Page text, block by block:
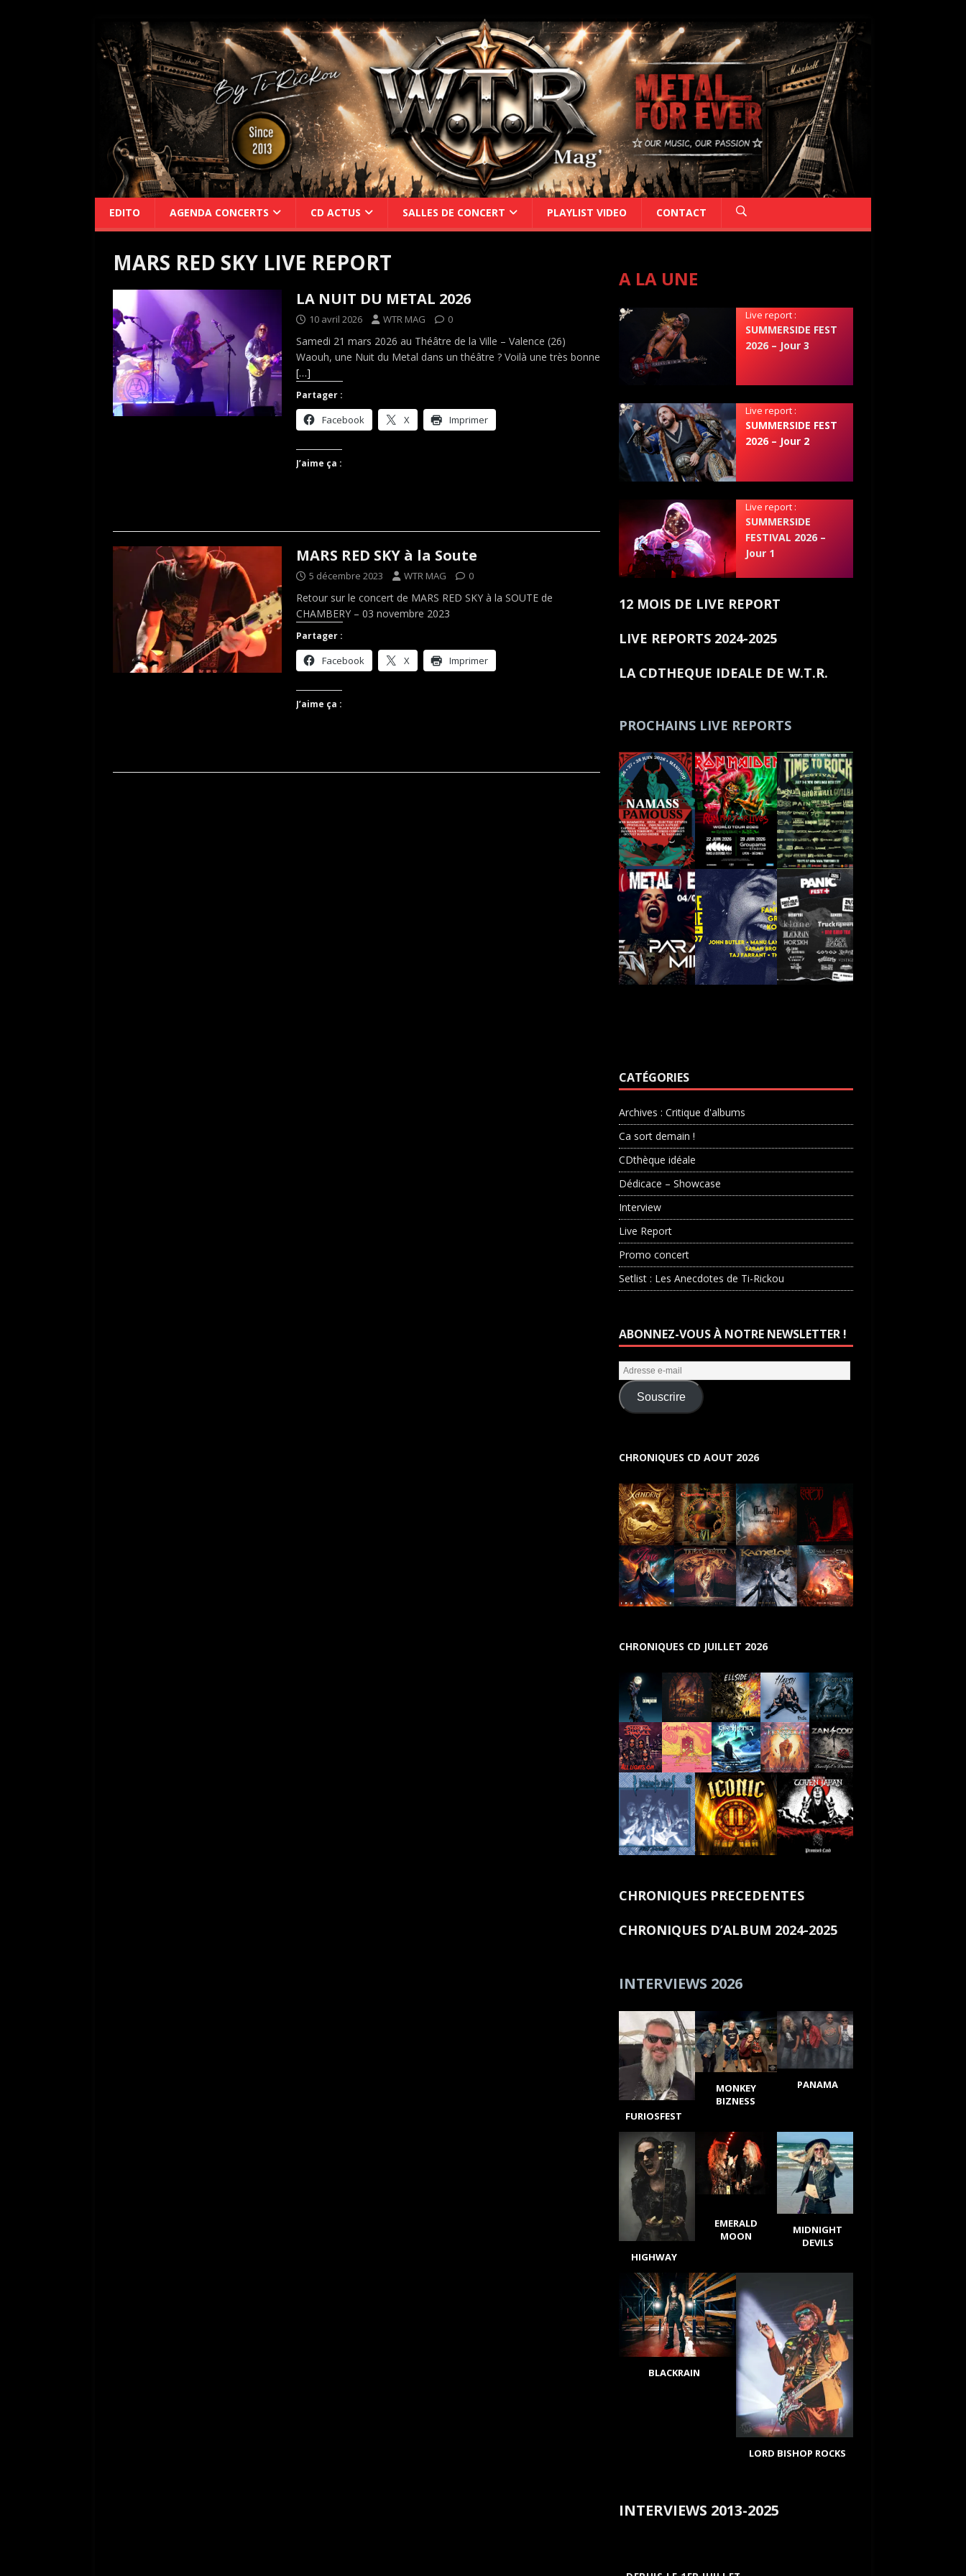
EDITO AGENDA CONCERTS CD ACTUS SALLES DE CONCERT PLAYLIST VIDEO CONTACT
MARS RED SKY LIVE REPORT
LA NUIT DU METAL 2026
10 avril 2026 WTR MAG 0
Samedi 21 mars 2026 au Théâtre de la Ville – Valence (26)
Waouh, une Nuit du Metal dans un théâtre ? Voilà une très bonne
[…]
Partager :
Facebook X Imprimer
J’aime ça :
MARS RED SKY à la Soute
5 décembre 2023 WTR MAG 0
Retour sur le concert de MARS RED SKY à la SOUTE de
CHAMBERY – 03 novembre 2023
Partager :
Facebook X Imprimer
J’aime ça :
A LA UNE
Live report :
SUMMERSIDE FEST
2026 – Jour 3
Live report :
SUMMERSIDE FEST
2026 – Jour 2
Live report :
SUMMERSIDE
FESTIVAL 2026 –
Jour 1
12 MOIS DE LIVE REPORT
LIVE REPORTS 2024-2025
LA CDTHEQUE IDEALE DE W.T.R.
PROCHAINS LIVE REPORTS
CATÉGORIES
Archives : Critique d'albums
Ca sort demain !
CDthèque idéale
Dédicace – Showcase
Interview
Live Report
Promo concert
Setlist : Les Anecdotes de Ti-Rickou
ABONNEZ-VOUS À NOTRE NEWSLETTER !
Souscrire
CHRONIQUES CD AOUT 2026
CHRONIQUES CD JUILLET 2026
CHRONIQUES PRECEDENTES
CHRONIQUES D’ALBUM 2024-2025
INTERVIEWS 2026
FURIOSFEST
MONKEY
BIZNESS
PANAMA
HIGHWAY
EMERALD
MOON
MIDNIGHT
DEVILS
BLACKRAIN
LORD BISHOP ROCKS
INTERVIEWS 2013-2025